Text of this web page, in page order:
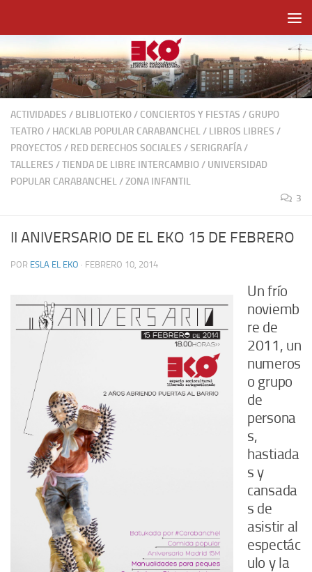
ACTIVIDADES / BLIBLIOTEKO/ CONCIERTOS Y FIESTAS / GRUPO
TEATRO/ HACKLAB POPULAR CARABANCHEL/ LIBROS LIBRES /
PROYECTOS / RED DERECHOS SOCIALES /SERIGRAFÍA/
TALLERES /TIENDA DE LIBRE INTERCAMBIO/ UNIVERSIDAD
POPULAR CARABANCHEL/ZONA INFANTIL
3
II ANIVERSARIO DE EL EKO 15 DE FEBRERO
POR ESLA EL EKO · FEBRERO 10, 2014
Un frío
noviemb
re de
2011, un
numeros
o grupo
de
persona
s,
hastiada
s y
cansada
s de
asistir al
espectác
ulo y la